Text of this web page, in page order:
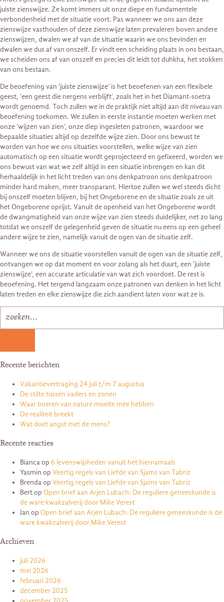
juiste zienswijze. Ze komt immers uit onze diepe en fundamentele
verbondenheid met de situatie voort. Pas wanneer we ons aan deze
zienswijze vasthouden of deze zienswijze laten prevaleren boven andere
zienswijzen, dwalen we af van de situatie waarin we ons bevinden en
dwalen we dus af van onszelf. Er vindt een scheiding plaats in ons bestaan,
we scheiden ons af van onszelf en precies dit leidt tot duhkha, het stokken
van ons bestaan.
De beoefening van ‘juiste zienswijze’ is het beoefenen van een flexibele
geest, ‘een geest die nergens verblijft’, zoals het in het Diamant-soetra
wordt genoemd. Toch zullen we in de praktijk niet altijd aan dit niveau van
beoefening toekomen. We zullen in eerste instantie moeten werken met
onze ‘wijzen van zien’, onze diep ingesleten patronen, waardoor we
bepaalde situaties altijd op dezelfde wijze zien. Door ons bewust te
worden van hoe we ons situaties voorstellen, welke wijze van zien
automatisch op een situatie wordt geprojecteerd en gefixeerd, worden we
ons bewust van wat we zelf altijd in een situatie inbrengen en kan dit
herhaaldelijk in het licht treden van ons denkpatroon ons denkpatroon
minder hard maken, meer transparant. Hiertoe zullen we wel steeds dicht
bij onszelf moeten blijven, bij het Ongeborene en de situatie zoals ze uit
het Ongeborene oprijst. Vanuit de openheid van het Ongeborene wordt
de dwangmatigheid van onze wijze van zien steeds duidelijker, net zo lang
totdat we onszelf de gelegenheid geven de situatie nu eens op een geheel
andere wijze te zien, namelijk vanuit de ogen van de situatie zelf.
Wanneer we ons de situatie voorstellen vanuit de ogen van de situatie zelf,
ontvangen we op dat moment en voor zolang als het duurt, een ‘juiste
zienswijze’, een accurate articulatie van wat zich voordoet. De rest is
beoefening. Het tergend langzaam onze patronen van denken in het licht
laten treden en elke zienswijze die zich aandient laten voor wat ze is.
Recente berichten
Vakantievertraging 24 juli t/m 7 augustus
De stilte tussen vaders en zonen
Waar boeren van nature moeite mee hebben
De realiteit breekt
Wat doet angst met de mens?
Recente reacties
Biancaop 6 levenswijsheden vanuit het hiernamaals
Yasmin op Veertig regels van Liefde van Sjams van Tabriz
Brendaop Veertig regels van Liefde van Sjams van Tabriz
Bertop Open brief aan Arjen Lubach: De reguliere geneeskunde is
de ware kwakzalverij door Mike Verest
Jan op Open brief aan Arjen Lubach: De reguliere geneeskunde is de
ware kwakzalverij door Mike Verest
Archieven
juli 2026
mei 2026
februari 2026
december 2025